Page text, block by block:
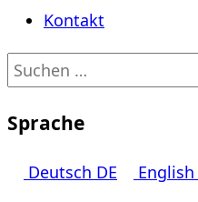
Kontakt
Suchen
Sprache
Deutsch DE English